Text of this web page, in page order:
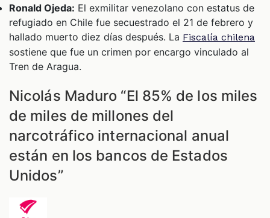
Ronald Ojeda: El exmilitar venezolano con estatus de
refugiado en Chile fue secuestrado el 21 de febrero y
hallado muerto diez días después. La Fiscalía chilena
sostiene que fue un crimen por encargo vinculado al
Tren de Aragua.
Nicolás Maduro “El 85% de los miles
de miles de millones del
narcotráfico internacional anual
están en los bancos de Estados
Unidos”